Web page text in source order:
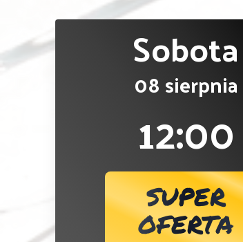
Sobota
08 sierpnia
12:00
SUPER
OFERTA